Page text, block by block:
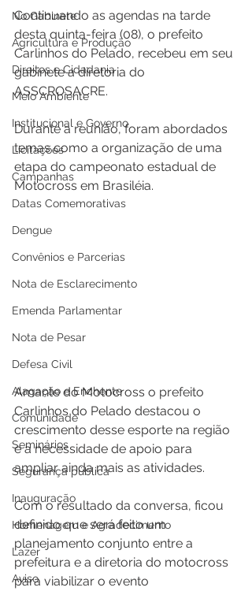
No Gabinete
Agricultura e Produção
Direitos e Cidadania
Meio Ambiente
Institucional e Governo
Licitações
Campanhas
Datas Comemorativas
Dengue
Convênios e Parcerias
Nota de Esclarecimento
Emenda Parlamentar
Nota de Pesar
Defesa Civil
Alagação e Enchente
Comunidade
Seminários
Segurança pública
Inauguração
Homenagem e Agradecimento
Lazer
Aviso
Continuando as agendas na tarde
desta quinta-feira (08), o prefeito
Carlinhos do Pelado, recebeu em seu
gabinete a diretoria do
ASSCROSACRE.
Durante a reunião, foram abordados
temas como a organização de uma
etapa do campeonato estadual de
Motocross em Brasiléia.
Amante do Motocross o prefeito
Carlinhos do Pelado destacou o
crescimento desse esporte na região
e a necessidade de apoio para
ampliar ainda mais as atividades.
Com o resultado da conversa, ficou
definido que será feito um
planejamento conjunto entre a
prefeitura e a diretoria do motocross
para viabilizar o evento